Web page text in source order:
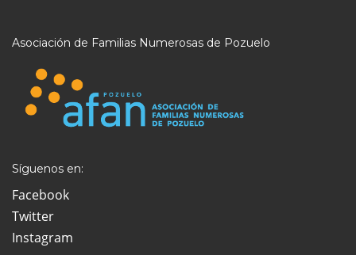
Asociación de Familias Numerosas de Pozuelo
Síguenos en:
Facebook
Twitter
Instagram